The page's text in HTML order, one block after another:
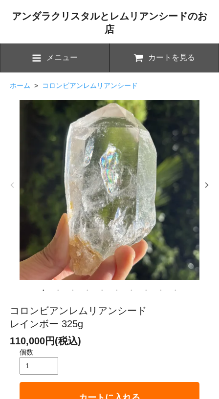
アンダラクリスタルとレムリアンシードのお
店
メニュー カートを見る
ホーム > コロンビアンレムリアンシード
コロンビアンレムリアンシード
レインボー 325g
110,000円(税込)
個数